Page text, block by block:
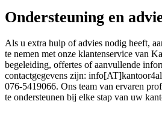
Ondersteuning en
Als u extra hulp of advies nodig heeft,
te nemen met onze klantenservice van
begeleiding, offertes of aanvullende
contactgegevens zijn:
076-5419066. Ons team van ervaren
te ondersteunen bij elke stap van uw